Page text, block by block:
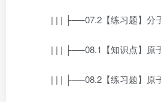
| | | ├──07.2【练习题】分
| | | ├──08.1【知识点】原
| | | ├──08.2【练习题】原